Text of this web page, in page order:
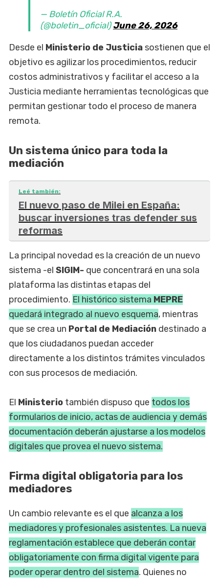
— Boletín Oficial R.A.
(@boletin_oficial)June 26, 2026
Desde el Ministerio de Justicia sostienen que el
objetivo es agilizar los procedimientos, reducir
costos administrativos y facilitar el acceso a la
Justicia mediante herramientas tecnológicas que
permitan gestionar todo el proceso de manera
remota.
Un sistema único para toda la
mediación
Leé también:
El nuevo paso de Milei en España:
buscar inversiones tras defender sus
reformas
La principal novedad es la creación de un nuevo
sistema -el SIGIM- que concentrará en una sola
plataforma las distintas etapas del
procedimiento. El histórico sistema MEPRE
quedará integrado al nuevo esquema, mientras
que se crea un Portal de Mediación destinado a
que los ciudadanos puedan acceder
directamente a los distintos trámites vinculados
con sus procesos de mediación.
El Ministerio también dispuso que todos los
formularios de inicio, actas de audiencia y demás
documentación deberán ajustarse a los modelos
digitales que provea el nuevo sistema.
Firma digital obligatoria para los
mediadores
Un cambio relevante es el que alcanza a los
mediadores y profesionales asistentes. La nueva
reglamentación establece que deberán contar
obligatoriamente con firma digital vigente para
poder operar dentro del sistema. Quienes no